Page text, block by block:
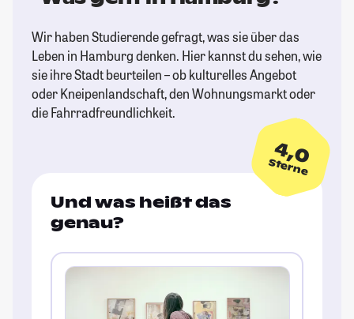
Wir haben Studierende gefragt, was sie über das
Leben in Hamburg denken. Hier kannst du sehen, wie
sie ihre Stadt beurteilen – ob kulturelles Angebot
oder Kneipenlandschaft, den Wohnungsmarkt oder
die Fahrradfreundlichkeit.
4,0
Sterne
Und was heißt das
genau?